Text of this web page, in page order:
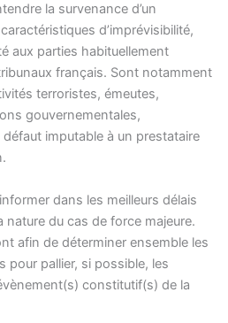
la survenance d’un
d’imprévisibilité,
aux parties habituellement
français. Sont notamment
terroristes, émeutes,
gouvernementales,
imputable à un prestataire
dans les meilleurs délais
nature du cas de force majeure.
afin de déterminer ensemble les
pour pallier, si possible, les
constitutif(s) de la